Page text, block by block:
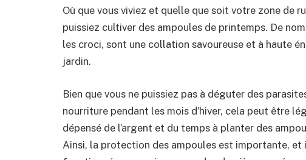
Où que vous viviez et quelle que soit votre zone de
puissiez cultiver des ampoules de printemps. De
les croci, sont une collation savoureuse et à haute
jardin.
Bien que vous ne puissiez pas à déguter des
nourriture pendant les mois d’hiver, cela peut être
dépensé de l’argent et du temps à planter des
Ainsi, la protection des ampoules est importante, et